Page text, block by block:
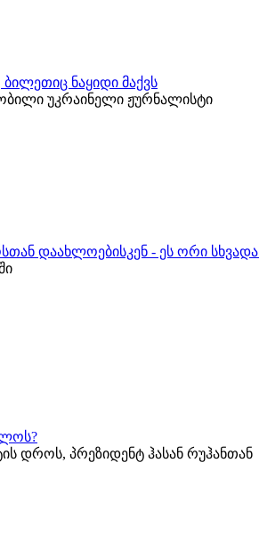
ნაყიდი მაქვს
უკრაინელი ჟურნალისტი
დაახლოებისკენ - ეს ორი
დროს, პრეზიდენტ ჰასან რუჰანთან